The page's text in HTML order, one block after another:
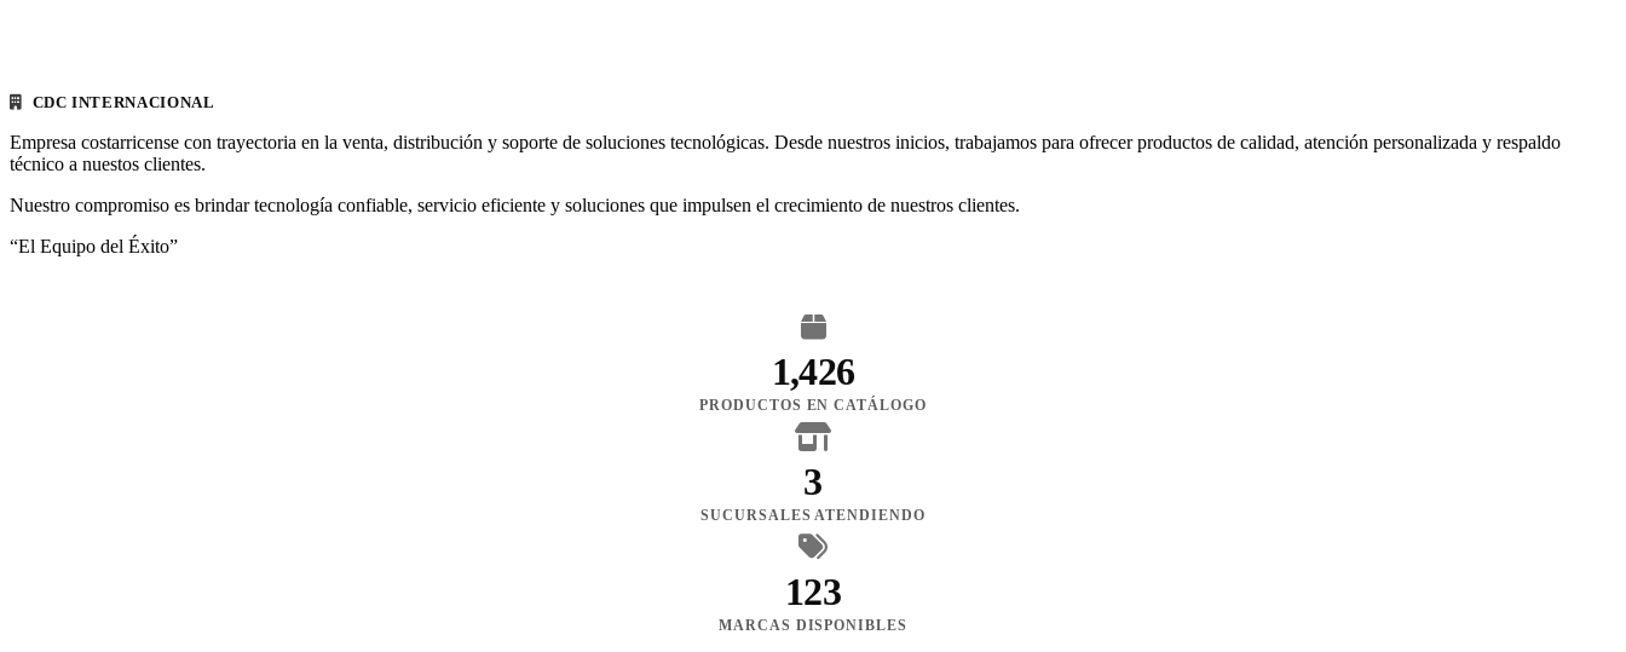
CDC INTERNACIONAL
Empresa costarricense con trayectoria en la venta, distribución y soporte de soluciones tecnológicas. Desde nuestros inicios, trabajamos para ofrecer productos de calidad, atención personalizada y respaldo
técnico a nuestos clientes.
Nuestro compromiso es brindar tecnología confiable, servicio eficiente y soluciones que impulsen el crecimiento de nuestros clientes.
“El Equipo del Éxito”
1,426
PRODUCTOS EN CATÁLOGO
3
SUCURSALES ATENDIENDO
123
MARCAS DISPONIBLES